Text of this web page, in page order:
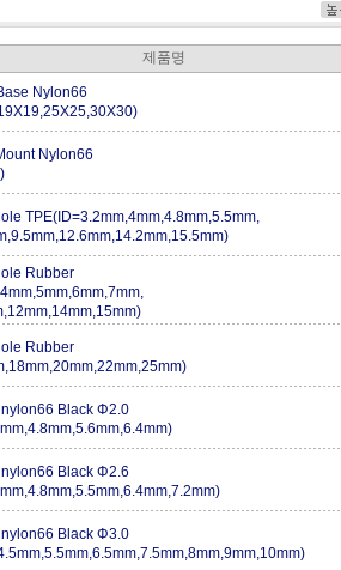
제품명
Nylon66
Nylon66
TPE(ID=3.2mm,4mm,4.8mm,5.5mm,
Rubber
Rubber
Black Φ2.0
Black Φ2.6
Black Φ3.0